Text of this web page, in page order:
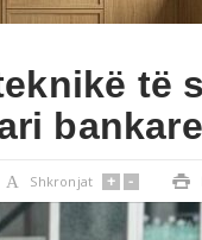
të
bankare
A Shkronjat + - 